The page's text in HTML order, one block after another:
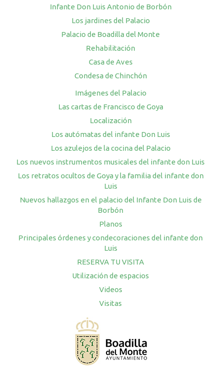
Infante Don Luis Antonio de Borbón
Los jardines del Palacio
Palacio de Boadilla del Monte
Rehabilitación
Casa de Aves
Condesa de Chinchón
Imágenes del Palacio
Las cartas de Francisco de Goya
Localización
Los autómatas del infante Don Luis
Los azulejos de la cocina del Palacio
Los nuevos instrumentos musicales del infante don Luis
Los retratos ocultos de Goya y la familia del infante don
Luis
Nuevos hallazgos en el palacio del Infante Don Luis de
Borbón
Planos
Principales órdenes y condecoraciones del infante don
Luis
RESERVA TU VISITA
Utilización de espacios
Videos
Visitas